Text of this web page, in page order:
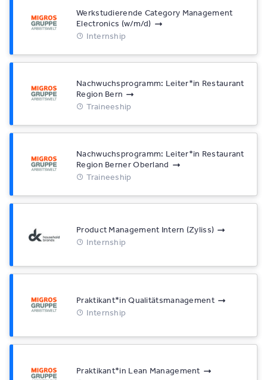
Werkstudierende Category Management
Electronics (w/​m/​d)
Internship
Nachwuchsprogramm: Leiter*​in Restaurant
Region Bern
Traineeship
Nachwuchsprogramm: Leiter*​in Restaurant
Region Berner Oberland
Traineeship
Product Management Intern (Zyliss)
Internship
Praktikant*​in Qualitätsmanagement
Internship
Praktikant*​in Lean Management